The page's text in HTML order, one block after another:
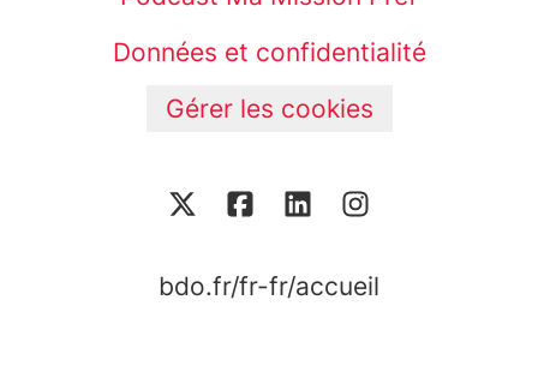
Données et confidentialité
Gérer les cookies
bdo.fr/fr-fr/accueil